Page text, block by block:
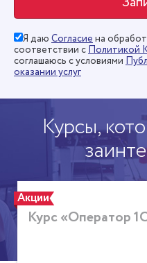
Я даю Согласиена
соответствии сПолитикой
соглашаюсь с условиями
оказании услуг
Курсы,
Акции
Курс «Оператор